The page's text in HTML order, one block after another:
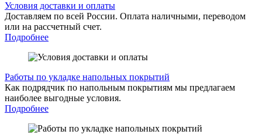
Условия доставки и оплаты
Доставляем по всей России. Оплата наличными, переводом
или на рассчетный счет.
Подробнее
Работы по укладке напольных покрытий
Как подрядчик по напольным покрытиям мы предлагаем
наиболее выгодные условия.
Подробнее